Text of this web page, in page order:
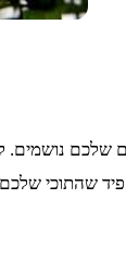
שלכם
שהתוכי